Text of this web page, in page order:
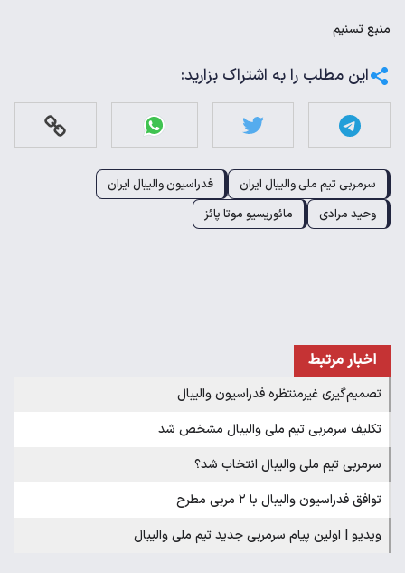
منبعتسنیم
این مطلب را به اشتراک بزارید:
سرمربی تیم ملی والیبال ایران
فدراسیون والیبال ایران
وحید مرادی
مائوریسیو موتا پائز
اخبار مرتبط
تصمیم‌گیری غیرمنتظره فدراسیون والیبال
تکلیف سرمربی تیم ملی والیبال مشخص شد
سرمربی تیم ملی والیبال انتخاب شد؟
توافق فدراسیون والیبال با ۲ مربی مطرح
ویدیو | اولین پیام سرمربی جدید تیم ملی والیبال